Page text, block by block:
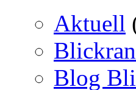
Aktuell
Blog